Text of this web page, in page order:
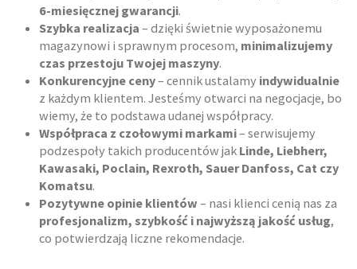
6-miesięcznej gwarancji.
Szybka realizacja – dzięki świetnie wyposażonemu
magazynowi i sprawnym procesom, minimalizujemy
czas przestoju Twojej maszyny.
Konkurencyjne ceny– cennik ustalamy indywidualnie
z każdym klientem. Jesteśmy otwarci na negocjacje, bo
wiemy, że to podstawa udanej współpracy.
Współpraca z czołowymi markami– serwisujemy
podzespoły takich producentów jak Linde, Liebherr,
Kawasaki, Poclain, Rexroth, Sauer Danfoss, Cat czy
Komatsu.
Pozytywne opinie klientów – nasi klienci cenią nas za
profesjonalizm, szybkość i najwyższą jakość usług,
co potwierdzają liczne rekomendacje.